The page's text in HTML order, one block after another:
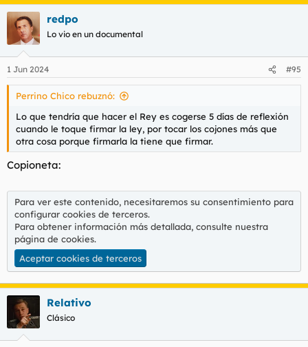
redpo
Lo vio en un documental
1 Jun 2024 #95
Perrino Chico rebuznó:
Lo que tendría que hacer el Rey es cogerse 5 días de reflexión
cuando le toque firmar la ley, por tocar los cojones más que
otra cosa porque firmarla la tiene que firmar.
Copioneta:
Para ver este contenido, necesitaremos su consentimiento para
configurar cookies de terceros.
Para obtener información más detallada, consulte nuestra
página de cookies.
Aceptar cookies de terceros
Relativo
Clásico